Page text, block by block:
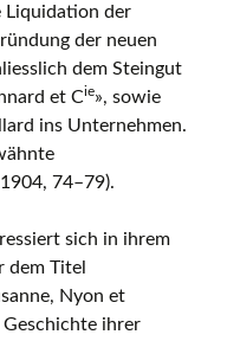
Liquidation der
der neuen
dem Steingut
et Cie», sowie
ins Unternehmen.
74–79).
sich in ihrem
dem Titel
Nyon et
Geschichte ihrer